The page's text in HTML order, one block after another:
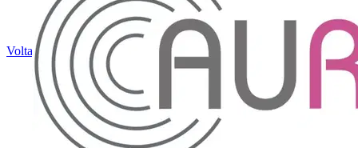
Voltar para Notícias